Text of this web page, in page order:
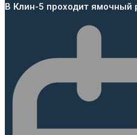
В Клин-5 проходит ямочный